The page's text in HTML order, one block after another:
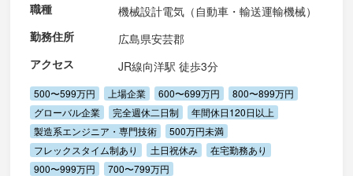
職種
機械設計電気（自動車・輸送運輸機械）
勤務住所
広島県安芸郡
アクセス
JR線向洋駅 徒歩3分
500〜599万円 上場企業 600〜699万円
800〜899万円
グローバル企業
完全週休二日制
年間休日120日以上
製造系エンジニア・専門技術
500万円未満
フレックスタイム制あり
土日祝休み
在宅勤務あり
900〜999万円
700〜799万円